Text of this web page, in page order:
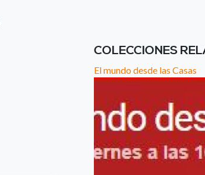
COLECCIONES
El mundo desde las Casas